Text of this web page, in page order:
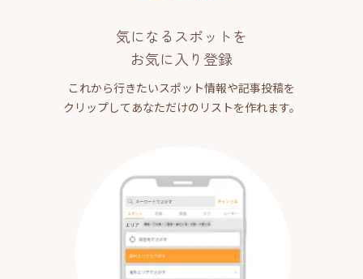
気になるスポットを
お気に入り登録
これから行きたいスポット情報や記事投稿を
クリップしてあなただけのリストを作れます。